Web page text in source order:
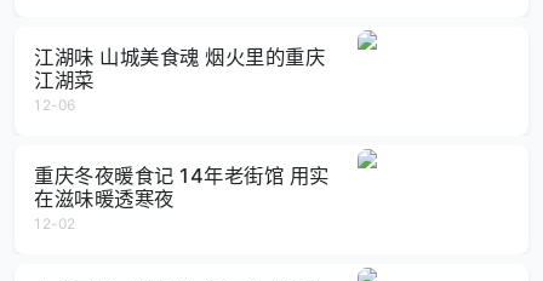
江湖味 山城美食魂 烟火里的重庆
江湖菜
12-06
重庆冬夜暖食记 14年老街馆 用实
在滋味暖透寒夜
12-02